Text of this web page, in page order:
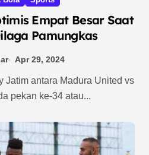
Empat Besar Saat
Pamungkas
Apr 29, 2024
pekan ke-34 atau...